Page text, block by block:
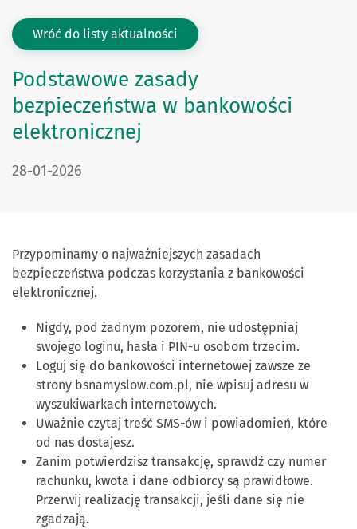
Wróć do listy aktualności
Podstawowe zasady
bezpieczeństwa w bankowości
elektronicznej
DATA PUBLIKACJI:
28-01-2026
Przypominamy o najważniejszych zasadach
bezpieczeństwa podczas korzystania z bankowości
elektronicznej.
Nigdy, pod żadnym pozorem, nie udostępniaj
swojego loginu, hasła i PIN-u osobom trzecim.
Loguj się do bankowości internetowej zawsze ze
strony bsnamyslow.com.pl, nie wpisuj adresu w
wyszukiwarkach internetowych.
Uważnie czytaj treść SMS-ów i powiadomień, które
od nas dostajesz.
Zanim potwierdzisz transakcję, sprawdź czy numer
rachunku, kwota i dane odbiorcy są prawidłowe.
Przerwij realizację transakcji, jeśli dane się nie
zgadzają.